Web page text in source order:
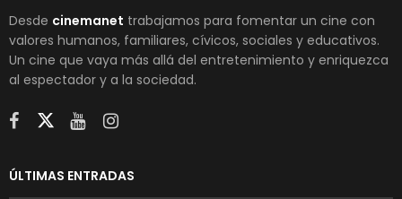
Desde cinemanet trabajamos para fomentar un cine con
valores humanos, familiares, cívicos, sociales y educativos.
Un cine que vaya más allá del entretenimiento y enriquezca
al espectador y a la sociedad.
ÚLTIMAS ENTRADAS